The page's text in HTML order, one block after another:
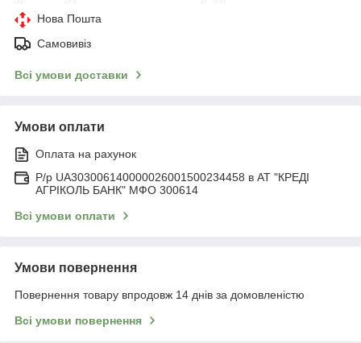
Нова Пошта
Самовивіз
Всі умови доставки
Умови оплати
Оплата на рахунок
Р/р UA303006140000026001500234458 в АТ "КРЕДІ
АГРІКОЛЬ БАНК" МФО 300614
Всі умови оплати
Умови повернення
Повернення товару впродовж 14 днів за домовленістю
Всі умови повернення